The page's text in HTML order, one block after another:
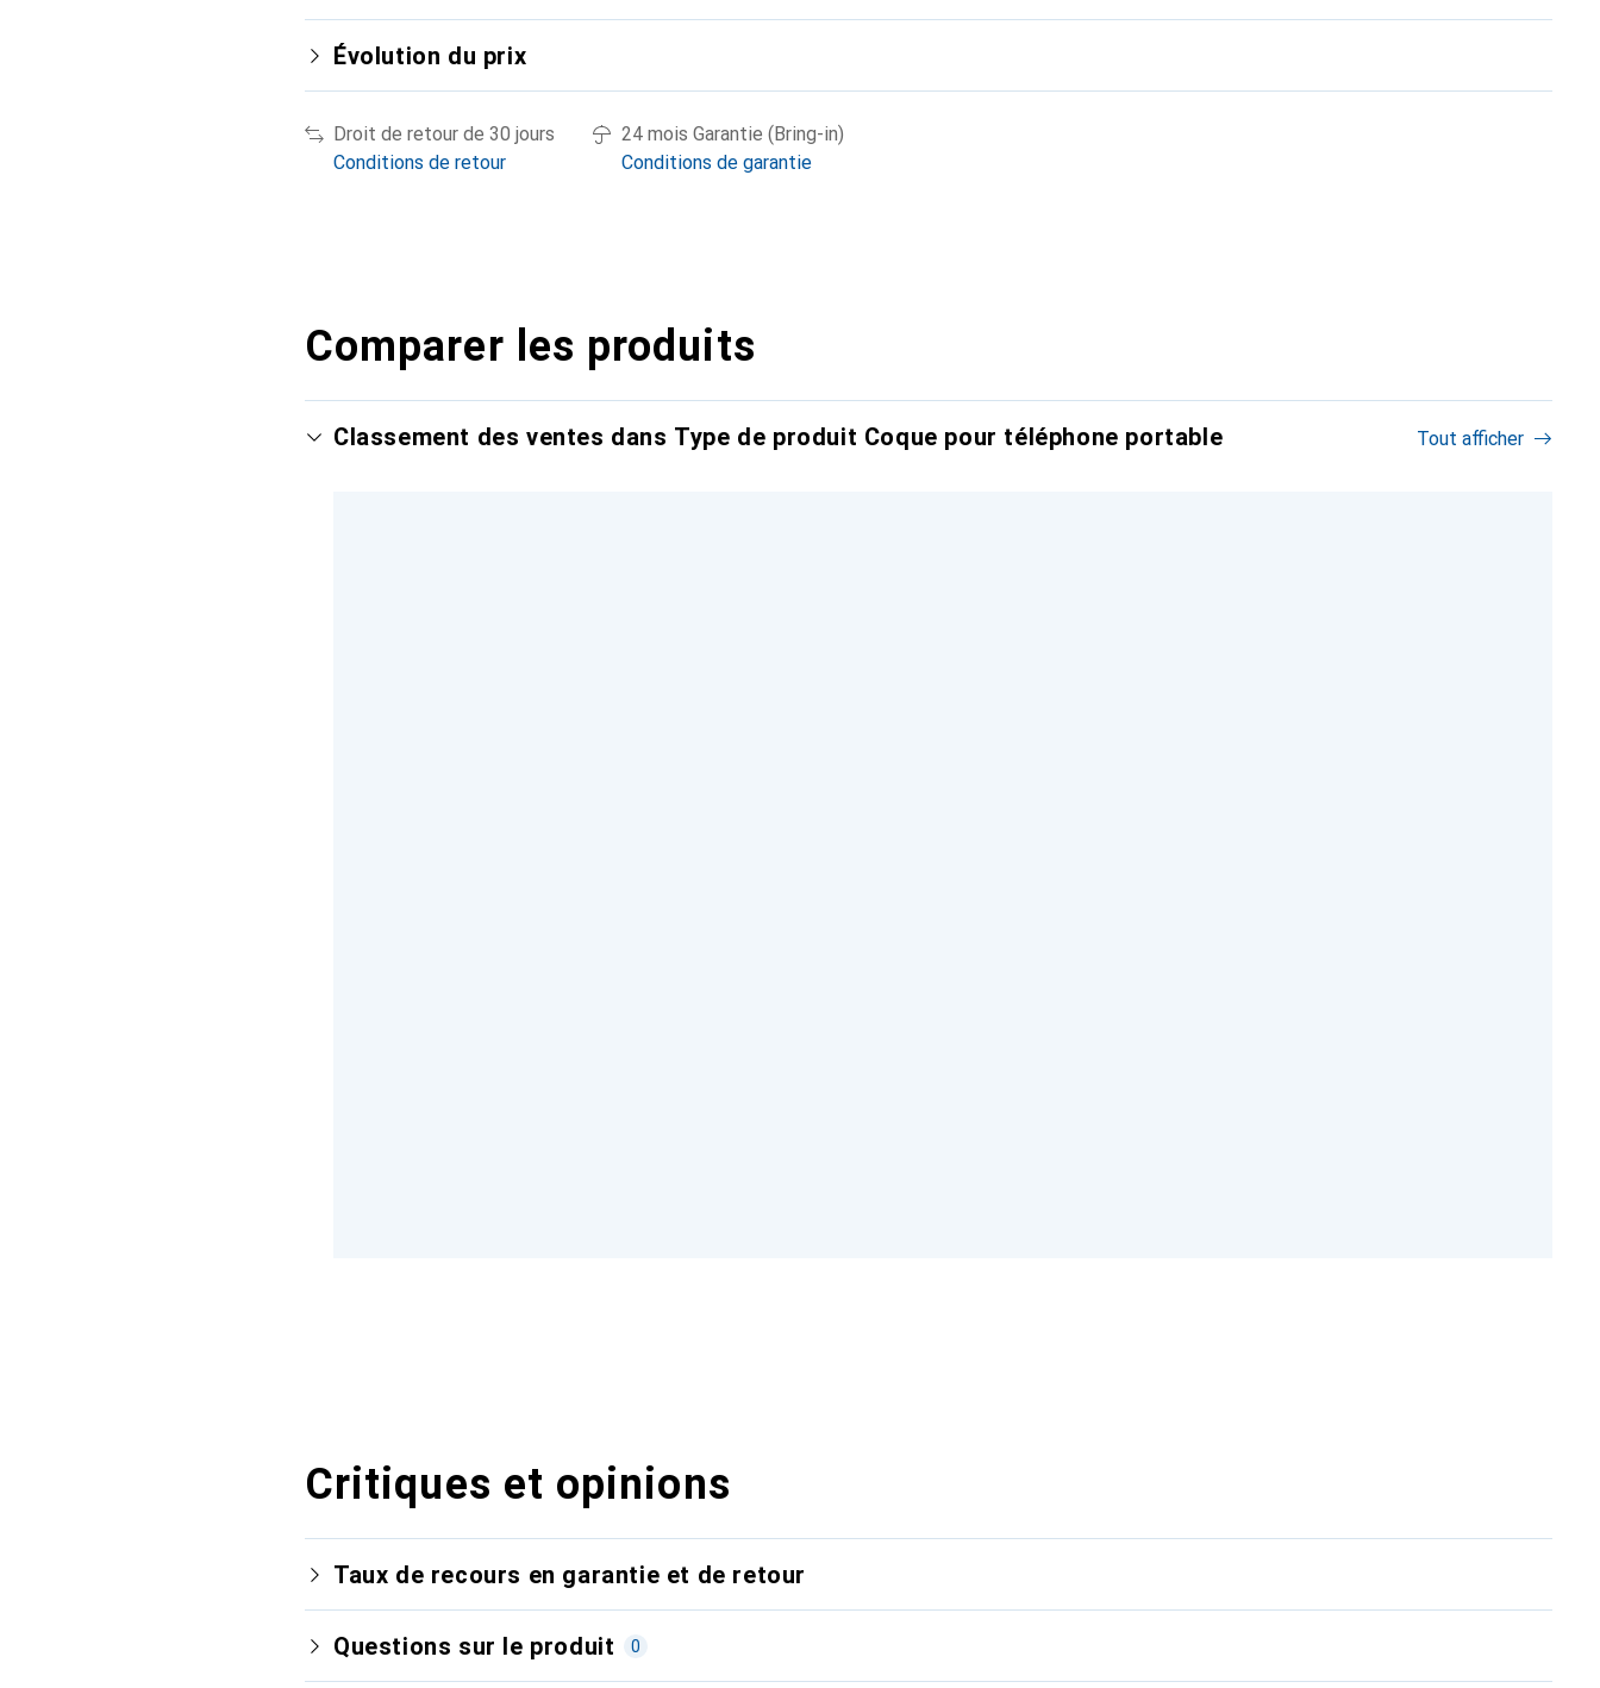
Évolution du prix
Droit de retour de 30 jours
Conditions de retour
24 mois Garantie (Bring-in)
Conditions de garantie
Comparer les produits
Classement des ventes dans Type de produit Coque pour téléphone portable Tout afficher
Critiques et opinions
Taux de recours en garantie et de retour
Questions sur le produit 0